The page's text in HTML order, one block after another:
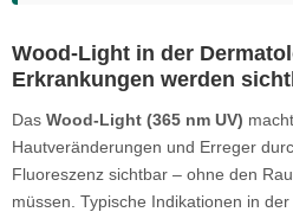
Wood-Light in der
Erkrankungen werden
Das Wood-Light (365 nm UV)
Hautveränderungen und Erreger
Fluoreszenz sichtbar – ohne den
müssen. Typische Indikationen in